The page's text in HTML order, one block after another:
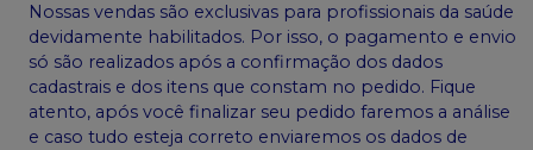
Nossas vendas são exclusivas para profissionais da saúde
devidamente habilitados. Por isso, o pagamento e envio
só são realizados após a confirmação dos dados
cadastrais e dos itens que constam no pedido. Fique
atento, após você finalizar seu pedido faremos a análise
e caso tudo esteja correto enviaremos os dados de